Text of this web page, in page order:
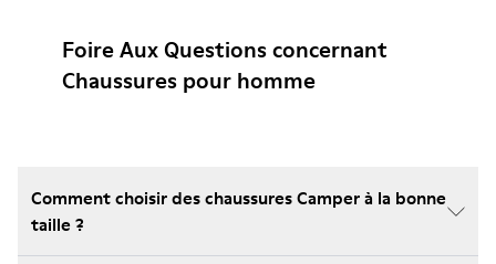
Foire Aux Questions concernant
Chaussures pour homme
Comment choisir des chaussures Camper à la bonne
taille ?